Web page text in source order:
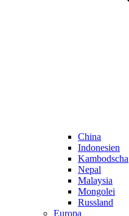
China
Indonesien
Kambodscha
Nepal
Malaysia
Mongolei
Russland
Europa